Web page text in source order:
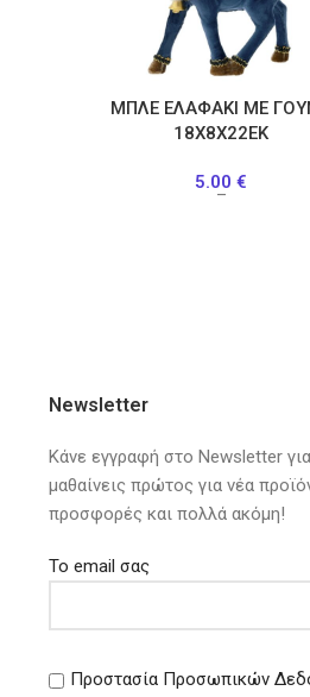
ΜΠΛΕ ΕΛΑΦΑΚΙ ΜΕ
18Χ8Χ22ΕΚ
5.00€
–
Newsletter
Κάνε εγγραφή στο Newsletter
μαθαίνεις πρώτος για νέα
προσφορές και πολλά ακόμη!
Το email σας
Προστασία Προσωπικών